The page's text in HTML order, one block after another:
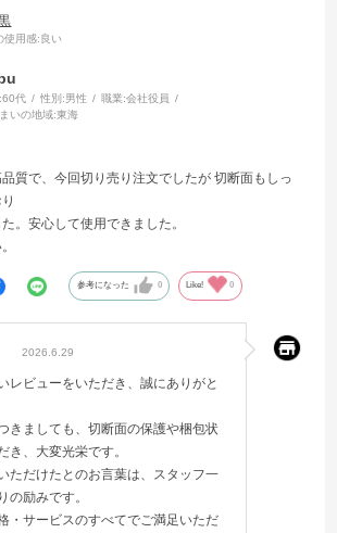
使用感:良い
60代 性別:男性 職業:会社役員
いの地域:東海
質で、今回切り売り注文でしたが 切断面もしっ
。安心して使用できました。
参考になった 0 Like! 0
2026.6.29
レビューをいただき、誠にありがと
きましても、切断面の保護や梱包状
き、大変光栄です。
ただけたとのお言葉は、スタッフ一
の励みです。
・サービスのすべてでご満足いただ